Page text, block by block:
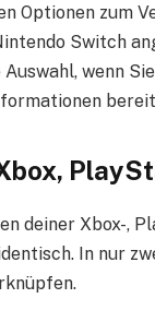
Optionen zum
Switch
wenn
deiner Xbox-,
In nur